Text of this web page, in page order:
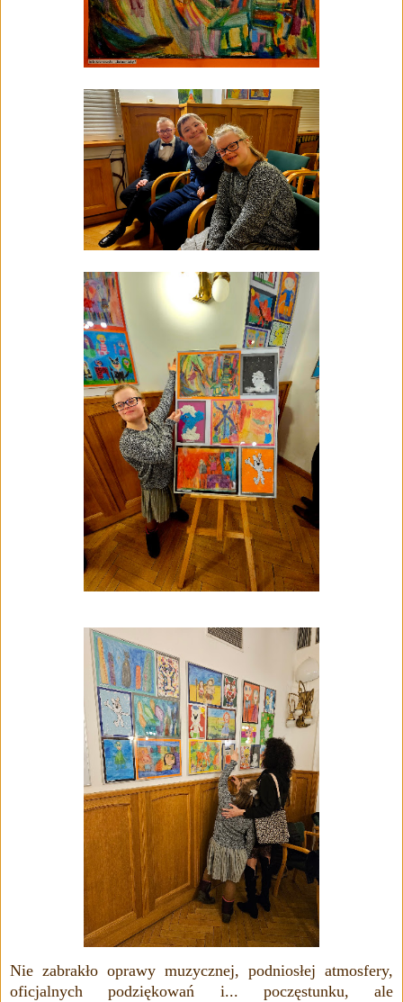
Nie zabrakło oprawy muzycznej, podniosłej atmosfery,
oficjalnych podziękowań i... poczęstunku, ale